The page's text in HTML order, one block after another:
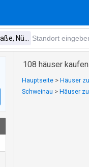
108 häuser
Hauptseite > Häuser
Schweinau > Häuser